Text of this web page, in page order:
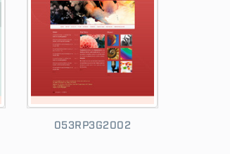
053RP3G2002